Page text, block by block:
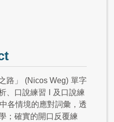
路」 (Nicos Weg) 單字
、口說練習
及口說練
各情境的應對詞彙，透
；確實的開口反覆練